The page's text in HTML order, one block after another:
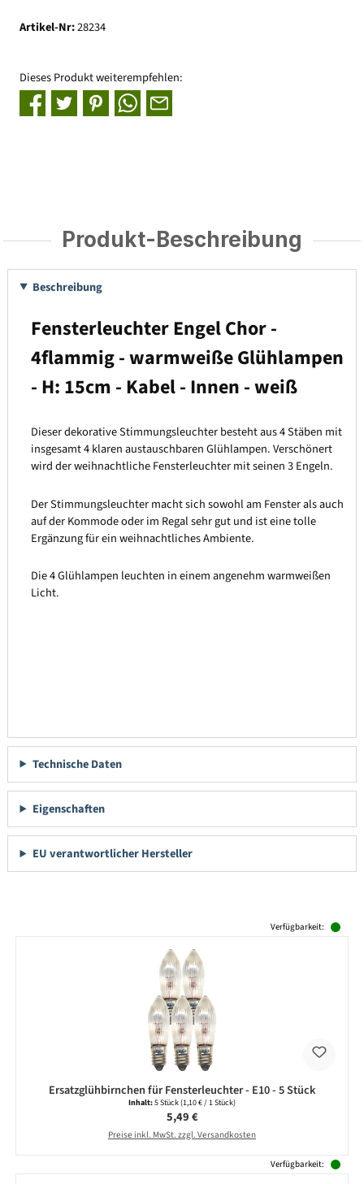
Artikel-Nr:28234
Dieses Produkt weiterempfehlen:
Produkt-Beschreibung
Beschreibung
Fensterleuchter Engel Chor -
4flammig - warmweiße Glühlampen
- H: 15cm - Kabel - Innen - weiß
Dieser dekorative Stimmungsleuchter besteht aus 4 Stäben mit
insgesamt 4 klaren austauschbaren Glühlampen. Verschönert
wird der weihnachtliche Fensterleuchter mit seinen 3 Engeln.
Der Stimmungsleuchter macht sich sowohl am Fenster als auch
auf der Kommode oder im Regal sehr gut und ist eine tolle
Ergänzung für ein weihnachtliches Ambiente.
Die 4 Glühlampen leuchten in einem angenehm warmweißen
Licht.
Technische Daten
Eigenschaften
EU verantwortlicher Hersteller
Verfügbarkeit:
Ersatzglühbirnchen für Fensterleuchter - E10 - 5 Stück
Inhalt:5 Stück(1,10 € / 1 Stück)
Regulärer Preis:
5,49 €
Preise inkl. MwSt. zzgl. Versandkosten
Verfügbarkeit: